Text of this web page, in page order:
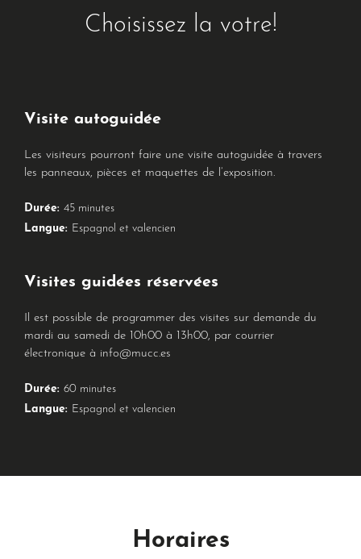
Choisissez la votre!
Visite autoguidée
Les visiteurs pourront faire une visite autoguidée à travers
les panneaux, pièces et maquettes de l’exposition.
Durée: 45 minutes
Langue: Espagnol et valencien
Visites guidées réservées
Il est possible de programmer des visites sur demande du
mardi au samedi de 10h00 à 13h00, par courrier
électronique à info@mucc.es
Durée: 60 minutes
Langue: Espagnol et valencien
Horaires